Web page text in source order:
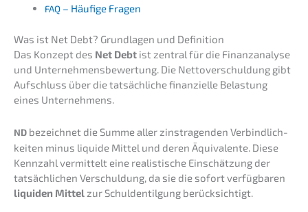
FAQ – Häufi­ge Fragen
Was ist Net Debt? Grund­la­gen und Definition
Das Konzept des Net Debt ist zentral für die Finanz­ana­ly­se
und Unter­neh­mens­be­wer­tung. Die Netto­ver­schul­dung gibt
Aufschluss über die tatsäch­li­che finan­zi­el­le Belas­tung
eines Unternehmens.
ND bezeich­net die Summe aller zinstra­gen­den Verbind­lich­
kei­ten minus liqui­de Mittel und deren Äquiva­len­te. Diese
Kennzahl vermit­telt eine realis­ti­sche Einschät­zung der
tatsäch­li­chen Verschul­dung, da sie die sofort verfüg­ba­ren
liqui­den Mittel zur Schul­den­til­gung berücksichtigt.